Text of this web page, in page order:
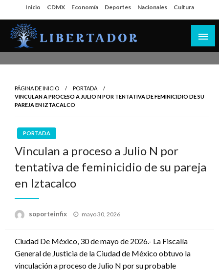
al
contenido
Inicio CDMX Economía Deportes Nacionales Cultura
PÁGINA DE INICIO
PORTADA
VINCULAN A PROCESO A JULIO N POR TENTATIVA DE FEMINICIDIO DE SU
PAREJA EN IZTACALCO
PORTADA
Vinculan a proceso a Julio N por
tentativa de feminicidio de su pareja
en Iztacalco
soporteinfix
Publicado
mayo 30, 2026
Ciudad De México, 30 de mayo de 2026.- La Fiscalía
General de Justicia de la Ciudad de México obtuvo la
vinculación a proceso de Julio N por su probable